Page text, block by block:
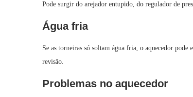
Pode surgir do arejador entupido, do regulador de
Água fria
Se as torneiras só soltam água fria, o aquecedor
revisão.
Problemas no aquecedor